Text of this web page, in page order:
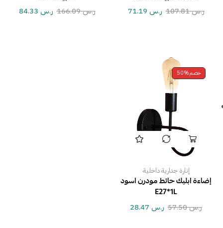
ر.س107.81 ر.س ر.س166.09 ر.س
خصم50%
إنارة جدارية داخلية
إضاءة ابليك حائط مودرن اسود
E27*1L
ر.س57.50 ر.س